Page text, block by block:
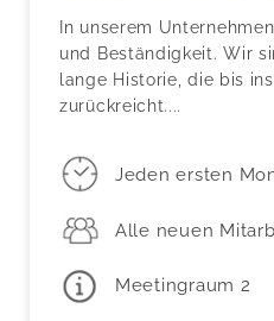
In unserem
und Beständigkeit. Wir
lange Historie, die bis ins
zurückreicht....
Jeden ersten
Alle neuen
Meetingraum 2